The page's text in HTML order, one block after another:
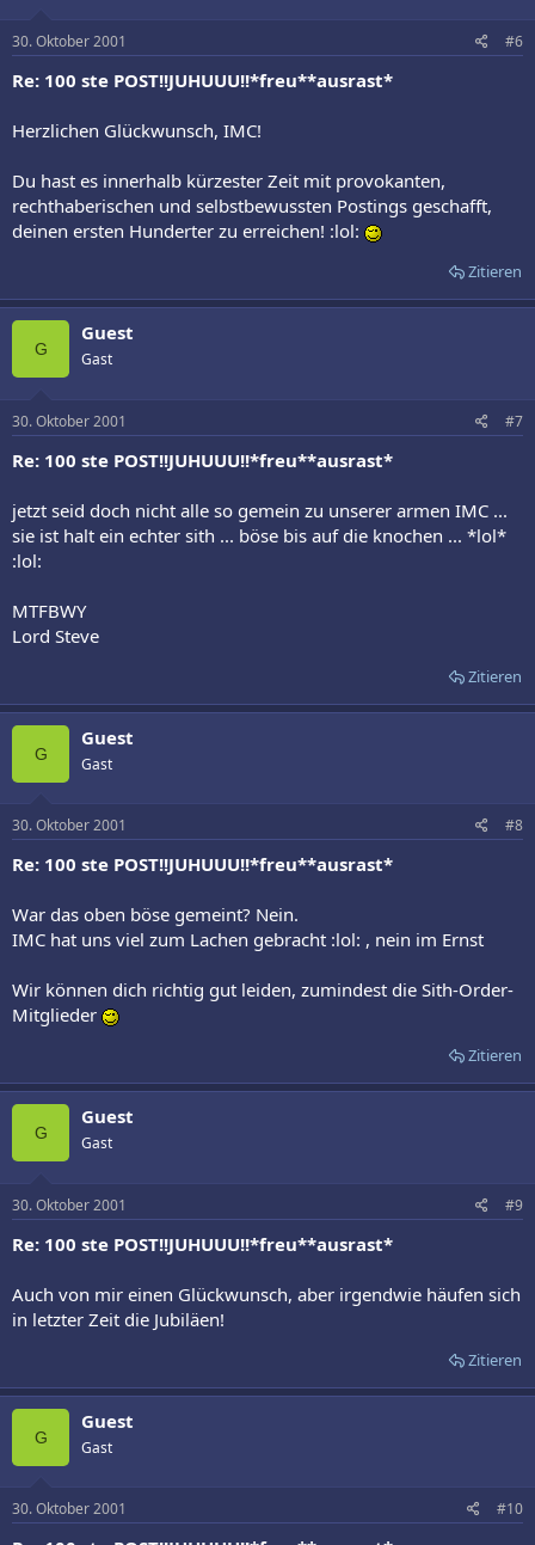
30. Oktober 2001 #6
Re: 100 ste POST!!JUHUUU!!*freu**ausrast*
Herzlichen Glückwunsch, IMC!
Du hast es innerhalb kürzester Zeit mit provokanten,
rechthaberischen und selbstbewussten Postings geschafft,
deinen ersten Hunderter zu erreichen! :lol:
Zitieren
G
Guest
Gast
30. Oktober 2001 #7
Re: 100 ste POST!!JUHUUU!!*freu**ausrast*
jetzt seid doch nicht alle so gemein zu unserer armen IMC ...
sie ist halt ein echter sith ... böse bis auf die knochen ... *lol*
:lol:
MTFBWY
Lord Steve
Zitieren
G
Guest
Gast
30. Oktober 2001 #8
Re: 100 ste POST!!JUHUUU!!*freu**ausrast*
War das oben böse gemeint? Nein.
IMC hat uns viel zum Lachen gebracht :lol: , nein im Ernst
Wir können dich richtig gut leiden, zumindest die Sith-Order-
Mitglieder
Zitieren
G
Guest
Gast
30. Oktober 2001 #9
Re: 100 ste POST!!JUHUUU!!*freu**ausrast*
Auch von mir einen Glückwunsch, aber irgendwie häufen sich
in letzter Zeit die Jubiläen!
Zitieren
G
Guest
Gast
30. Oktober 2001 #10